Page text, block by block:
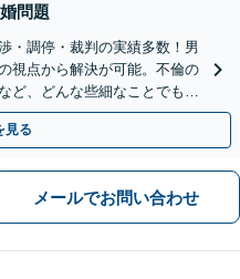
問題
・調停・裁判の実績多数！男
視点から解決が可能。不倫の
ど、どんな些細なことでもお
可】【橋本駅6分】
見る
メールでお問い合わせ